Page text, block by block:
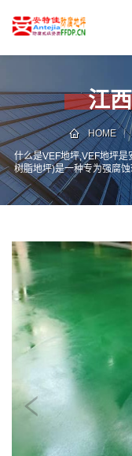
页
中
心
技
术
支
持
服
务
案
资
讯
服
区
联
系
我
电
话
咨
江
HOME
什么是VEF地坪,VEF地坪
树脂地坪)是一种专为强腐
脂为核心成分，具有优异的
备高机械强度、抗冲击性和
水处